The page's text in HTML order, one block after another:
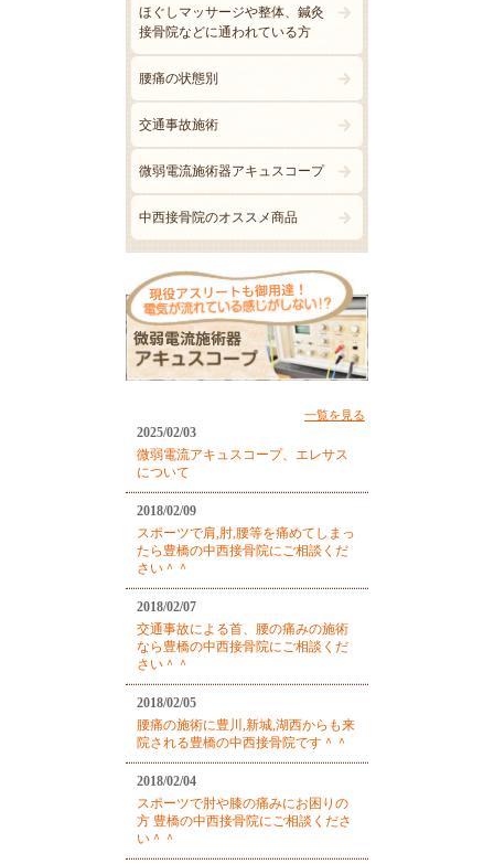
ほぐしマッサージや整体、鍼灸
接骨院などに通われている方
腰痛の状態別
交通事故施術
微弱電流施術器アキュスコープ
中西接骨院のオススメ商品
一覧を見る
2025/02/03
微弱電流アキュスコープ、エレサス
について
2018/02/09
スポーツで肩,肘,腰等を痛めてしまっ
たら豊橋の中西接骨院にご相談くだ
さい＾＾
2018/02/07
交通事故による首、腰の痛みの施術
なら豊橋の中西接骨院にご相談くだ
さい＾＾
2018/02/05
腰痛の施術に豊川,新城,湖西からも来
院される豊橋の中西接骨院です＾＾
2018/02/04
スポーツで肘や膝の痛みにお困りの
方 豊橋の中西接骨院にご相談くださ
い＾＾